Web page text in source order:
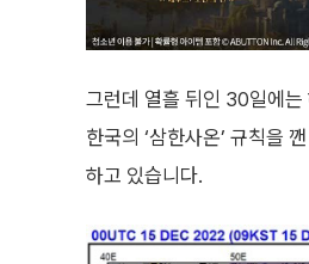
그런데 열흘 뒤인 30일에
한국의 ‘삼한사온’ 규칙을
하고 있습니다.